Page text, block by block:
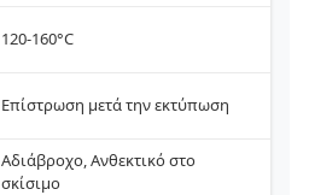
120-160°C
Επίστρωση μετά την εκτύπωση
Αδιάβροχο, Ανθεκτικό στο
σκίσιμο